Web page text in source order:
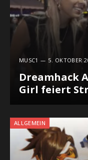
MUSC1 5. OKTOBER
Dreamhack
Girl feiert
ALLGEMEIN